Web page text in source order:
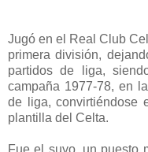
Jugó en el Real Club
primera división,
partidos de liga,
campaña 1977-78, en
de liga, convirtiéndose
plantilla del Celta.